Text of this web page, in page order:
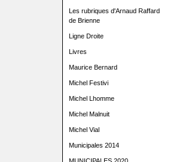
Les rubriques d'Arnaud Raffard
de Brienne
Ligne Droite
Livres
Maurice Bernard
Michel Festivi
Michel Lhomme
Michel Malnuit
Michel Vial
Municipales 2014